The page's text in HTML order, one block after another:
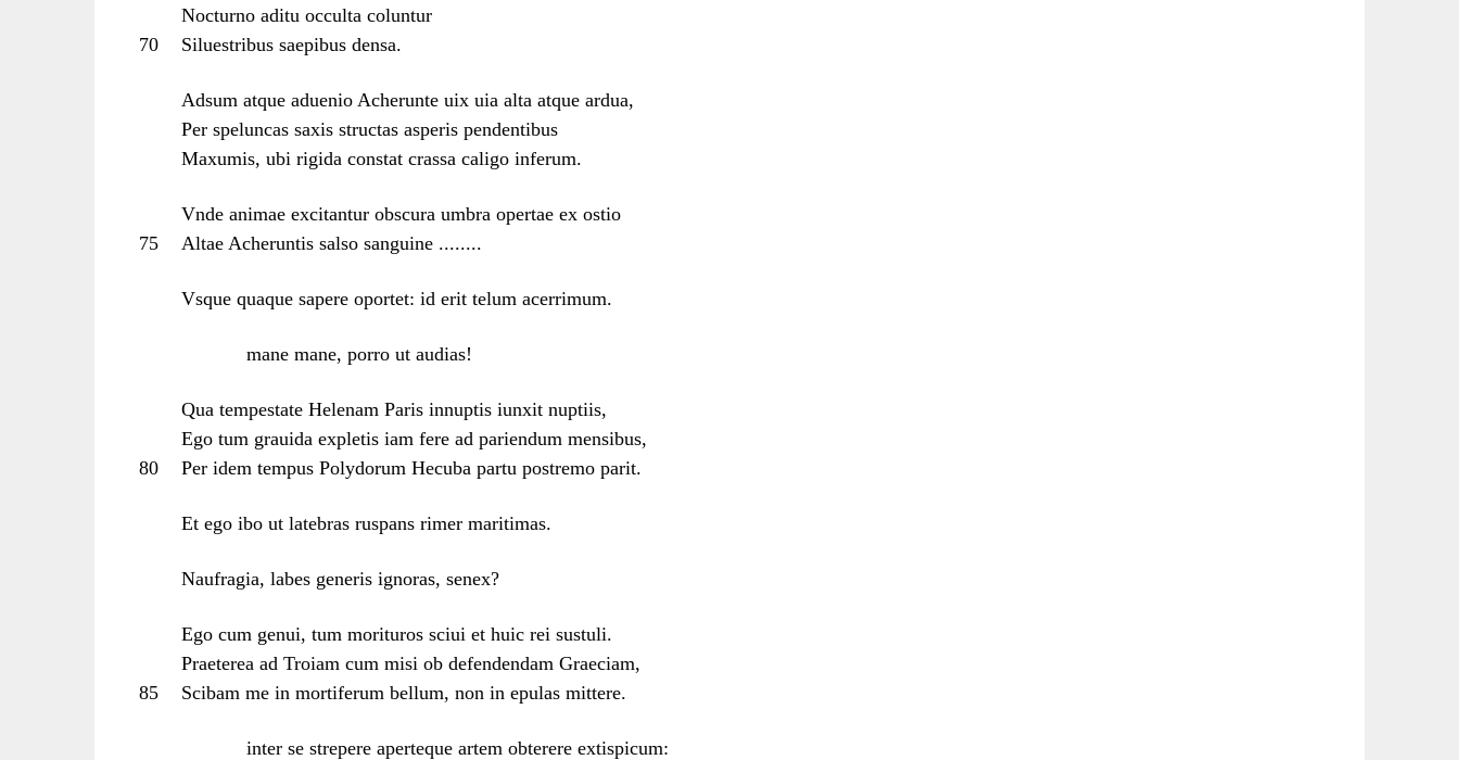
Nocturno aditu occulta coluntur
70
Siluestribus saepibus densa.
Adsum atque aduenio Acherunte uix uia alta atque ardua,
Per speluncas saxis structas asperis pendentibus
Maxumis, ubi rigida constat crassa caligo inferum.
Vnde animae excitantur obscura umbra opertae ex ostio
75
Altae Acheruntis salso sanguine ........
Vsque quaque sapere oportet: id erit telum acerrimum.
mane mane, porro ut audias!
Qua tempestate Helenam Paris innuptis iunxit nuptiis,
Ego tum grauida expletis iam fere ad pariendum mensibus,
80
Per idem tempus Polydorum Hecuba partu postremo parit.
Et ego ibo ut latebras ruspans rimer maritimas.
Naufragia, labes generis ignoras, senex?
Ego cum genui, tum morituros sciui et huic rei sustuli.
Praeterea ad Troiam cum misi ob defendendam Graeciam,
85
Scibam me in mortiferum bellum, non in epulas mittere.
inter se strepere aperteque artem obterere extispicum: